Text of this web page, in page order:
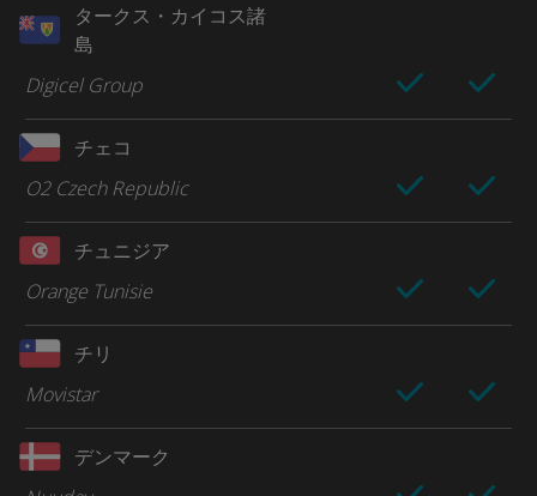
タークス・カイコス諸
島
Digicel Group
チェコ
O2 Czech Republic
チュニジア
Orange Tunisie
チリ
Movistar
デンマーク